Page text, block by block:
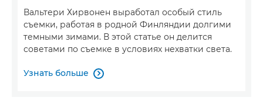
Вальтери Хирвонен выработал особый стиль
съемки, работая в родной Финляндии долгими
темными зимами. В этой статье он делится
советами по съемке в условиях нехватки света.
Узнать больше 